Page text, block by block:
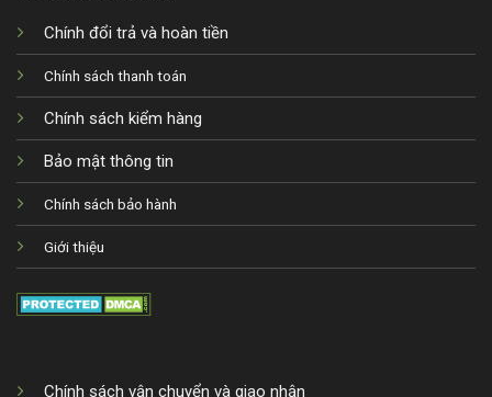
Chính đổi trả và hoàn tiền
Chính sách thanh toán
Chính sách kiểm hàng
Bảo mật thông tin
Chính sách bảo hành
Giới thiệu
Chính sách vận chuyển và giao nhận